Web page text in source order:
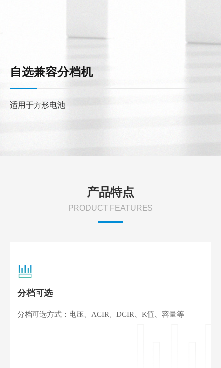
自选兼容分档机
适用于方形电池
产品特点
PRODUCT FEATURES
分档可选
分档可选方式：电压、ACIR、DCIR、K值、容量等